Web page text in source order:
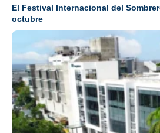
El Festival Internacional del
octubre